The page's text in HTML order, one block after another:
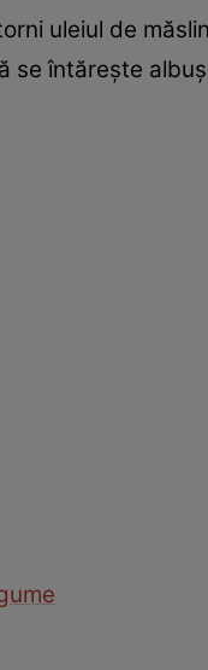
uleiul de
se întăreşte